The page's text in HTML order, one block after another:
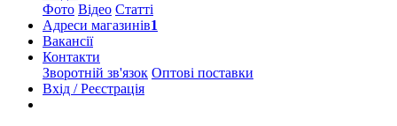
Фото Відео Статті
Адреси магазинів1
Вакансії
Контакти
Зворотній зв'язок Оптові поставки
Вхід / Реєстрація